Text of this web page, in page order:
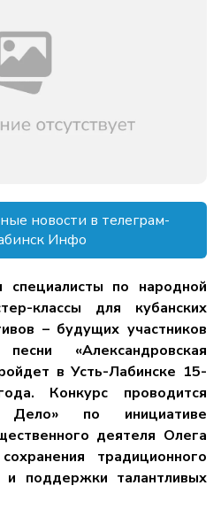
новости в телеграм-
Инфо
по народной
классы для кубанских
– будущих участников
«Александровская
в Усть-Лабинске 15-
Конкурс проводится
по инициативе
деятеля Олега
традиционного
и поддержки талантливых